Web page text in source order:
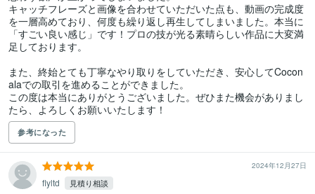
キャッチフレーズと画像を合わせていただいた点も、動画の完成度
を一層高めており、何度も繰り返し再生してしまいました。本当に
「すごい良い感じ」です！プロの技が光る素晴らしい作品に大変満
足しております。
また、終始とても丁寧なやり取りをしていただき、安心してCocon
alaでの取引を進めることができました。
この度は本当にありがとうございました。ぜひまた機会がありまし
たら、よろしくお願いいたします！
参考になった
2024年12月27日
flyltd 見積り相談